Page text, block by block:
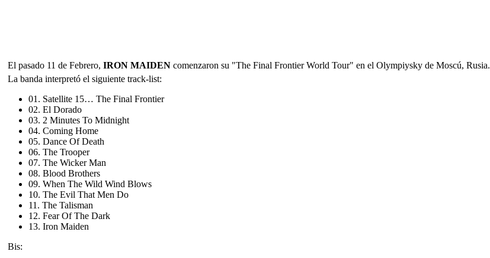
El pasado 11 de Febrero, IRON MAIDENcomenzaron su "The Final Frontier World Tour" en el Olympiysky de Moscú, Rusia.
La banda interpretó el siguiente track-list:
01. Satellite 15… The Final Frontier
02. El Dorado
03. 2 Minutes To Midnight
04. Coming Home
05. Dance Of Death
06. The Trooper
07. The Wicker Man
08. Blood Brothers
09. When The Wild Wind Blows
10. The Evil That Men Do
11. The Talisman
12. Fear Of The Dark
13. Iron Maiden
Bis: